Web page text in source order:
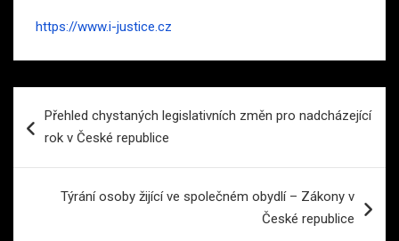
https://www.i-justice.cz
proPřehled chystaných legislativních změn pro nadcházející
rok v České republice
Týrání osoby žijící ve společném obydlí – Zákony v
České republice